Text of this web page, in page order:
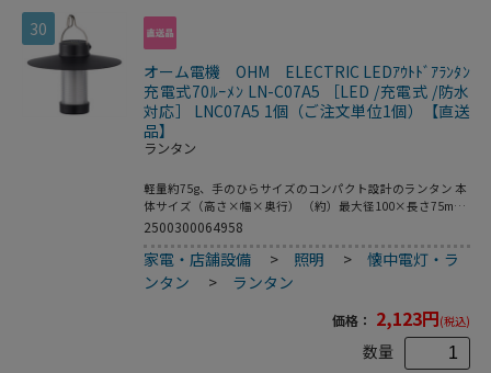
30
オーム電機 OHM ELECTRIC LEDｱｳﾄﾄﾞｱﾗﾝﾀﾝ
充電式70ﾙｰﾒﾝ LN-C07A5 ［LED /充電式 /防水
対応］ LNC07A5 1個（ご注文単位1個）【直送
品】
ランタン
軽量約75g、手のひらサイズのコンパクト設計のランタン 本
体サイズ（高さ×幅×奥行） （約）最大径100×長さ75mm
本体重量 約75g 明るさ 約70ルーメン 調光機能 3段階 電源 リ
電時間 約1.6時間 充電方式 USB充電式 連続使用時間 約4.5時
間～8.5時間 耐水耐塵 IPX3（防雨型…鉛直から両側に60度ま
での角度で噴霧した水によっても有害な影響を及ぼしてはな
2500300064958
家電・店舗設備 > 照明 >懐中電灯・ラ
ンタン
> ランタン
価格： 2,123円(税込)
数量